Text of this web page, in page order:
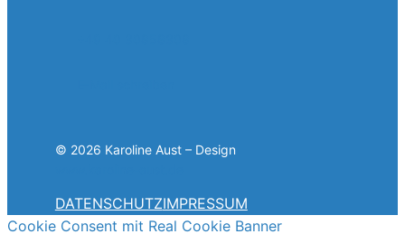
© 2026 Karoline Aust – Design
DATENSCHUTZIMPRESSUM
Cookie Consent mit Real Cookie Banner